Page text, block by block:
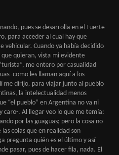
pues se desarrolla en el Fuerte
para acceder al cual hay que
vehicular. Cuando ya había decidido
quieran, vista mi evidente
me entero por casualidad
-como les llaman aquí a los
me dirijo, para viajar junto al pueblo
la intelectualidad menos
“el pueblo” en Argentina no va ni
caro-. Al llegar veo lo que me temía:
por las guaguas; pero la cosa no
colas que en realidad son
pregunta quién es el último y así
pasar, pues de hacer fila, nada. El